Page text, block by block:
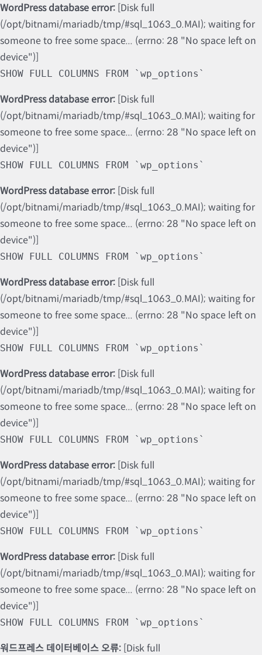
WordPress database error: [Disk full
(/opt/bitnami/mariadb/tmp/#sql_1063_0.MAI); waiting for
someone to free some space... (errno: 28 "No space left on
device")]
SHOW FULL COLUMNS FROM `wp_options`
WordPress database error: [Disk full
(/opt/bitnami/mariadb/tmp/#sql_1063_0.MAI); waiting for
someone to free some space... (errno: 28 "No space left on
device")]
SHOW FULL COLUMNS FROM `wp_options`
WordPress database error: [Disk full
(/opt/bitnami/mariadb/tmp/#sql_1063_0.MAI); waiting for
someone to free some space... (errno: 28 "No space left on
device")]
SHOW FULL COLUMNS FROM `wp_options`
WordPress database error: [Disk full
(/opt/bitnami/mariadb/tmp/#sql_1063_0.MAI); waiting for
someone to free some space... (errno: 28 "No space left on
device")]
SHOW FULL COLUMNS FROM `wp_options`
WordPress database error: [Disk full
(/opt/bitnami/mariadb/tmp/#sql_1063_0.MAI); waiting for
someone to free some space... (errno: 28 "No space left on
device")]
SHOW FULL COLUMNS FROM `wp_options`
WordPress database error: [Disk full
(/opt/bitnami/mariadb/tmp/#sql_1063_0.MAI); waiting for
someone to free some space... (errno: 28 "No space left on
device")]
SHOW FULL COLUMNS FROM `wp_options`
WordPress database error: [Disk full
(/opt/bitnami/mariadb/tmp/#sql_1063_0.MAI); waiting for
someone to free some space... (errno: 28 "No space left on
device")]
SHOW FULL COLUMNS FROM `wp_options`
워드프레스 데이터베이스 오류: [Disk full